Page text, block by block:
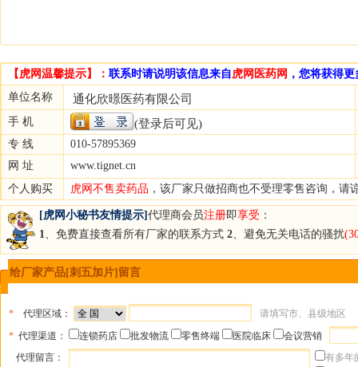
【虎网温馨提示】： 联系时请说明该信息来自虎网医药网 ，您将获得
单位名称
通化欣暻医药有限公司
手 机 (登录后可见)
专 线
010-57895369
网 址
www.tignet.cn
个人购买
虎网不售卖药品 ，该厂家只做招商也不受理零售咨询，请
[虎网小秘书友情提示] 代理商会员注册即享受 ：
1、免费直接查看所有厂家的联系方式 2、避免无关电话的骚扰
给厂家产品[刺五加片]留言
* 代理区域：
请填写市、县级地区
* 代理渠道： 连锁药店 批发物流 零售终端 医院临床
会议营销
代理留言：
有多年